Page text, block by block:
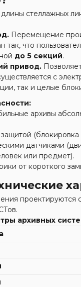
длины стеллажных
Перемещение
так, что
до 5 секций.
привод.
с
так и целые
архивы
датчиками
или предмет).
от короткого
проектируются
архивных